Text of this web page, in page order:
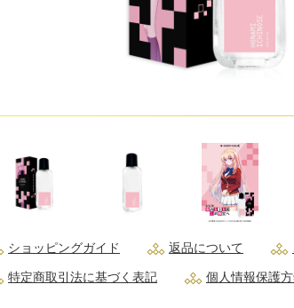
ショッピングガイド 返品について
特定商取引法に基づく表記 個人情報保護